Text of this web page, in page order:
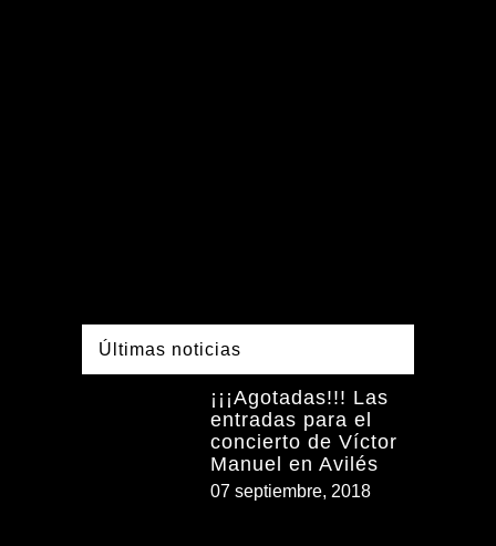
Últimas noticias
¡¡¡Agotadas!!! Las
entradas para el
concierto de Víctor
Manuel en Avilés
07 septiembre, 2018